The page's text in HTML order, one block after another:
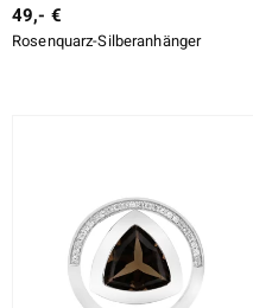
49,- €
Rosenquarz-Silberanhänger